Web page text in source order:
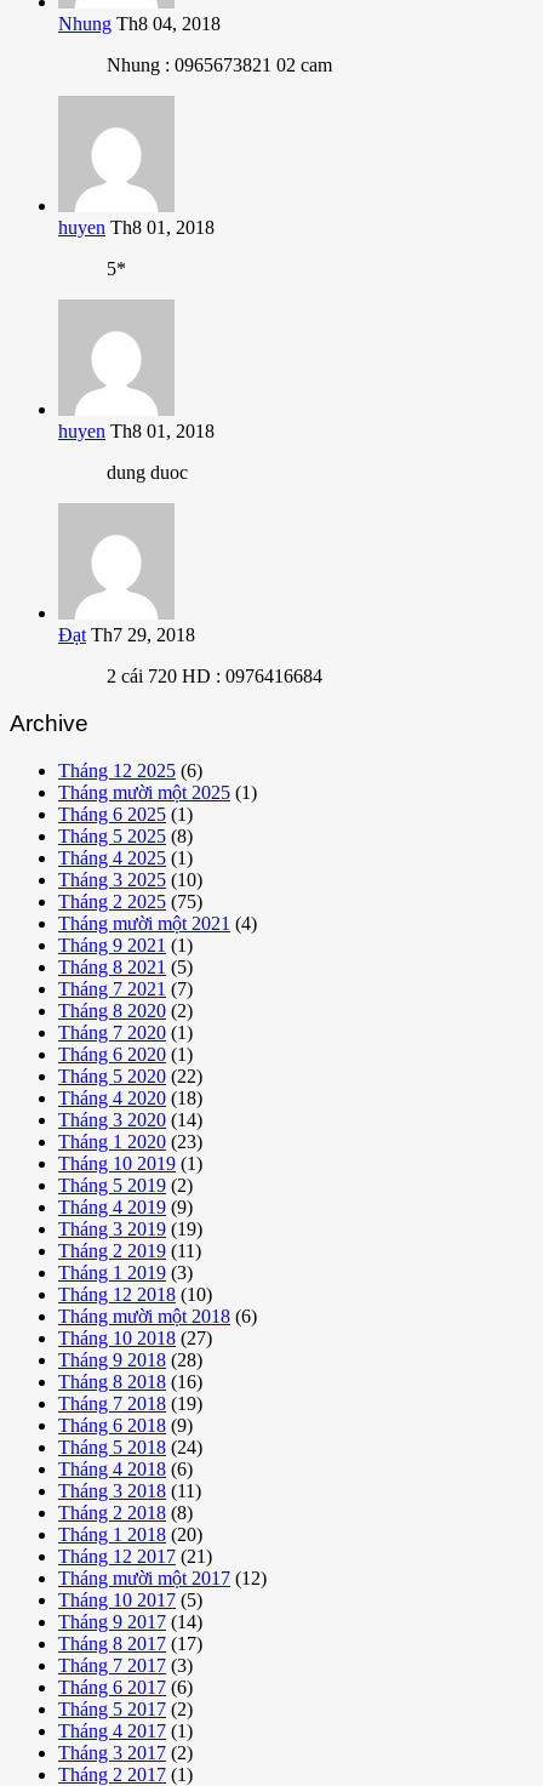
Nhung Th8 04, 2018
Nhung : 0965673821 02 cam
huyen Th8 01, 2018
5*
huyen Th8 01, 2018
dung duoc
Đạt Th7 29, 2018
2 cái 720 HD : 0976416684
Archive
Tháng 12 2025 (6)
Tháng mười một 2025 (1)
Tháng 6 2025 (1)
Tháng 5 2025 (8)
Tháng 4 2025 (1)
Tháng 3 2025 (10)
Tháng 2 2025 (75)
Tháng mười một 2021 (4)
Tháng 9 2021 (1)
Tháng 8 2021 (5)
Tháng 7 2021 (7)
Tháng 8 2020 (2)
Tháng 7 2020 (1)
Tháng 6 2020 (1)
Tháng 5 2020 (22)
Tháng 4 2020 (18)
Tháng 3 2020 (14)
Tháng 1 2020 (23)
Tháng 10 2019 (1)
Tháng 5 2019 (2)
Tháng 4 2019 (9)
Tháng 3 2019 (19)
Tháng 2 2019 (11)
Tháng 1 2019 (3)
Tháng 12 2018 (10)
Tháng mười một 2018 (6)
Tháng 10 2018 (27)
Tháng 9 2018 (28)
Tháng 8 2018 (16)
Tháng 7 2018 (19)
Tháng 6 2018 (9)
Tháng 5 2018 (24)
Tháng 4 2018 (6)
Tháng 3 2018 (11)
Tháng 2 2018 (8)
Tháng 1 2018 (20)
Tháng 12 2017 (21)
Tháng mười một 2017 (12)
Tháng 10 2017 (5)
Tháng 9 2017 (14)
Tháng 8 2017 (17)
Tháng 7 2017 (3)
Tháng 6 2017 (6)
Tháng 5 2017 (2)
Tháng 4 2017 (1)
Tháng 3 2017 (2)
Tháng 2 2017 (1)